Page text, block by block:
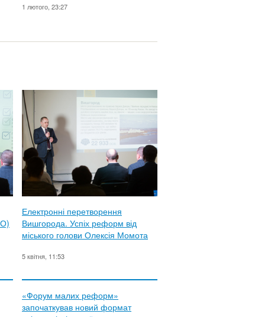
1 лютого, 23:27
Електронні перетворення
Вишгорода. Успіх реформ від
міського голови Олексія Момота
5 квітня, 11:53
«Форум малих реформ»
започаткував новий формат